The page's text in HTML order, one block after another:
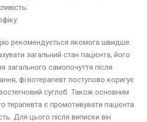
рекомендується якомога швидше.
загальний стан пацієнта, його
загального самопочуття після
фізіотерапевт поступово коригує
суглоб. Також основним
терапевта є промотивувати пацієнта
Для цього після виписки він